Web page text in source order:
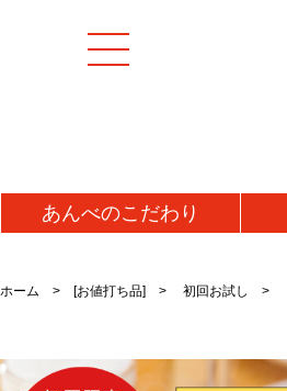
あんべのこだわり
[特集商品]
初回お試し
ホーム [お値打ち品] 初回お試し